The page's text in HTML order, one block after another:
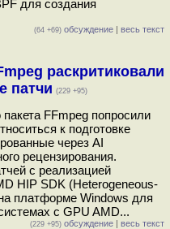
для создания
(64 +69) обсуждение | весь текст
раскритиковали
патчи (229 +95)
FFmpeg попросили
к подготовке
через AI
рецензирования.
с реализацией
HIP SDK (Heterogeneous-
платформе Windows для
с GPU AMD...
(229 +95) обсуждение | весь текст